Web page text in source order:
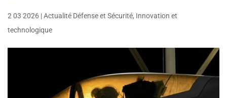
2 03 2026 |Actualité Défense et Sécurité, Innovation et
technologique